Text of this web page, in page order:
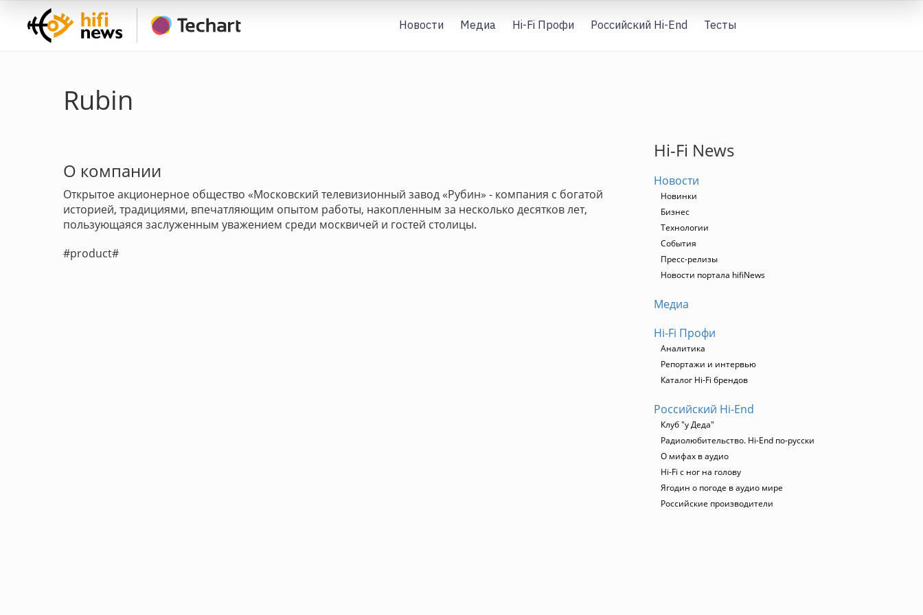
Новости Медиа Hi-Fi Профи Российский Hi-End Тесты
Rubin
О компании
Открытое акционерное общество «Московский телевизионный завод «Рубин» - компания с богатой
историей, традициями, впечатляющим опытом работы, накопленным за несколько десятков лет,
пользующаяся заслуженным уважением среди москвичей и гостей столицы.
#product#
Hi-Fi News
Новости
Новинки
Бизнес
Технологии
События
Пресс-релизы
Новости портала hifiNews
Медиа
Hi-Fi Профи
Аналитика
Репортажи и интервью
Каталог Hi-Fi брендов
Российский Hi-End
Клуб "у Деда"
Радиолюбительство. Hi-End по-русски
О мифах в аудио
Hi-Fi с ног на голову
Ягодин о погоде в аудио мире
Российские производители